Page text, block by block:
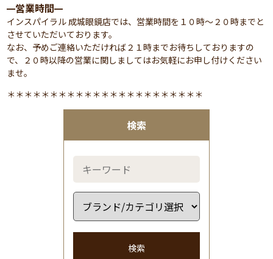
検索
検索
━営業時間━
インスパイラル 成城眼鏡店では、営業時間を１０時～２０時までと
させていただいております。
なお、予めご連絡いただければ２１時までお待ちしておりますの
で、２０時以降の営業に関しましてはお気軽にお申し付けください
ませ。
＊＊＊＊＊＊＊＊＊＊＊＊＊＊＊＊＊＊＊＊＊＊＊